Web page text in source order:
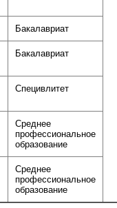
Бакалавриат
Бакалавриат
Специвлитет
Среднее
профессиональное
образование
Среднее
профессиональное
образование